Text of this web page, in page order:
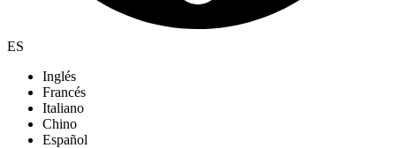
ES
Inglés
Francés
Italiano
Chino
Español